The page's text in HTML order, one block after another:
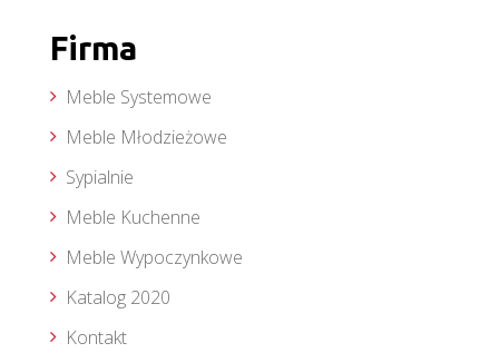
Firma
Meble Systemowe
Meble Młodzieżowe
Sypialnie
Meble Kuchenne
Meble Wypoczynkowe
Katalog 2020
Kontakt